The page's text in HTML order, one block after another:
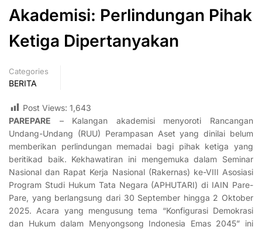
Akademisi: Perlindungan Pihak
Ketiga Dipertanyakan
Categories
BERITA
Post Views: 1,643
PAREPARE – Kalangan akademisi menyoroti Rancangan
Undang-Undang (RUU) Perampasan Aset yang dinilai belum
memberikan perlindungan memadai bagi pihak ketiga yang
beritikad baik. Kekhawatiran ini mengemuka dalam Seminar
Nasional dan Rapat Kerja Nasional (Rakernas) ke-VIII Asosiasi
Program Studi Hukum Tata Negara (APHUTARI) di IAIN Pare-
Pare, yang berlangsung dari 30 September hingga 2 Oktober
2025. Acara yang mengusung tema “Konfigurasi Demokrasi
dan Hukum dalam Menyongsong Indonesia Emas 2045” ini